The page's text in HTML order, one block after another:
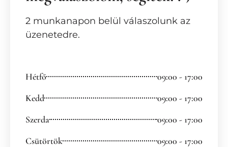
2 munkanapon belül válaszolunk az
üzenetedre.
Hétfő
09:00 - 17:00
Kedd
09:00 - 17:00
Szerda
09:00 - 17:00
Csütörtök
09:00 - 17:00